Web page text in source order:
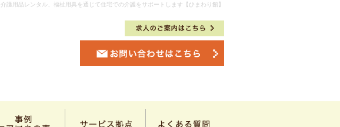
介護用品レンタル、福祉用具を通じて住宅での介護をサポートします【ひまわり館】